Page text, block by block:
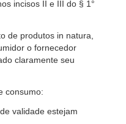
incisos II e III do § 1°
de produtos in natura,
o fornecedor
claramente seu
consumo:
validade estejam